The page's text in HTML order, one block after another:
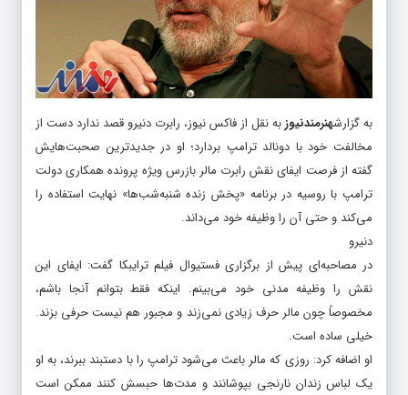
به گزارشهنرمندنیوزبه نقل از فاکس نیوز، رابرت دنیرو قصد ندارد دست از
مخالفت خود با دونالد ترامپ بردارد؛ او در جدیدترین صحبت‌هایش
گفته از فرصت ایفای نقش رابرت مالر بازرس ویژه پرونده همکاری دولت
ترامپ با روسیه در برنامه «پخش زنده شنبه‌شب‌ها» نهایت استفاده را
می‌کند و حتی آن را وظیفه خود می‌داند.
دنیرو
در مصاحبه‌ای پیش از برگزاری فستیوال فیلم ترایبکا گفت: ایفای این
نقش را وظیفه مدنی خود می‌بینم. اینکه فقط بتوانم آنجا باشم،
مخصوصاً چون مالر حرف زیادی نمی‌زند و مجبور هم نیست حرفی بزند.
خیلی ساده است.
او اضافه کرد: روزی که مالر باعث می‌شود ترامپ را با دستبند ببرند، به او
یک لباس زندان نارنجی بپوشانند و مدت‌ها حبسش کنند ممکن است